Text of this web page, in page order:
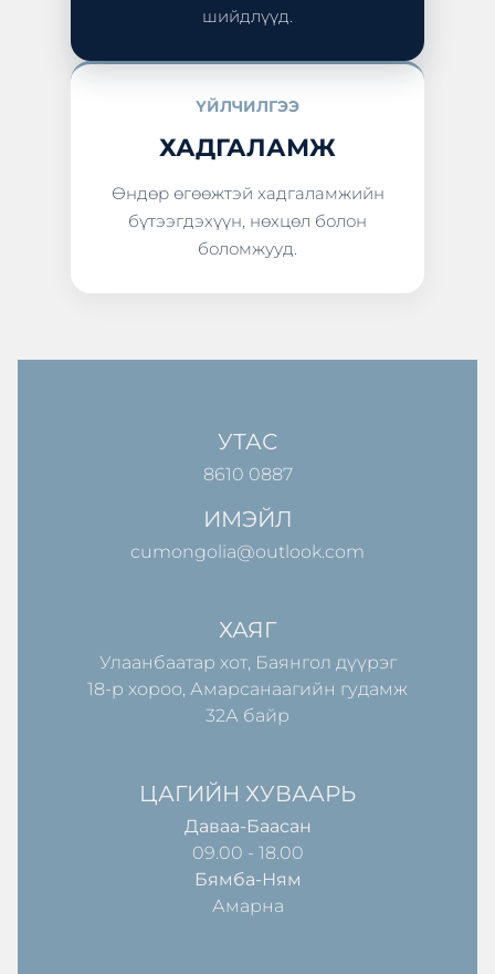
шийдлүүд.
ҮЙЛЧИЛГЭЭ
ХАДГАЛАМЖ
Өндөр өгөөжтэй хадгаламжийн
бүтээгдэхүүн, нөхцөл болон
боломжууд.
УТАС
8610 0887
ИМЭЙЛ
cumongolia@outlook.com
ХАЯГ
Улаанбаатар хот, Баянгол дүүрэг
18-р хороо, Амарсанаагийн гудамж
32А байр
ЦАГИЙН ХУВААРЬ
Даваа-Баасан
09.00 - 18.00
Бямба-Ням
Амарна